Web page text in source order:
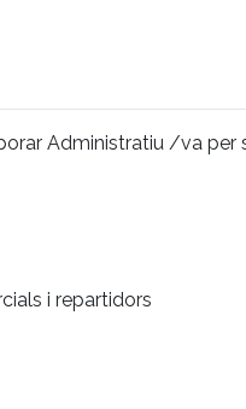
Administratiu /va per
i repartidors